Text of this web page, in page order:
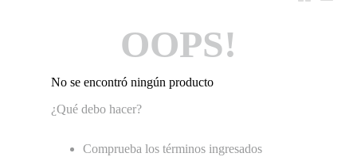
OOPS!
No se encontró ningún producto
¿Qué debo hacer?
Comprueba los términos ingresados